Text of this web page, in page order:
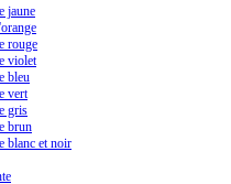
jaune
rouge
violet
bleu
vert
gris
brun
blanc et noir